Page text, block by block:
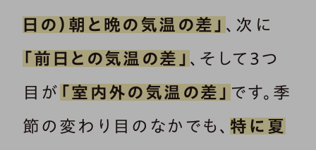
日の）朝と晩の気温の差」 、次に
「前日との気温の差」 、そして3つ
目が 「室内外の気温の差」 です。季
節の変わり目のなかでも、 特に夏